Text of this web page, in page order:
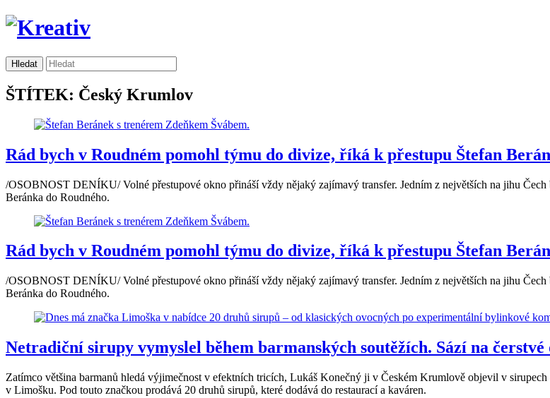
ŠTÍTEK: Český Krumlov
Rád bych v Roudném pomohl týmu do divize, říká k přestupu Štefan
/OSOBNOST DENÍKU/ Volné přestupové okno přináší vždy nějaký zajímavý transfer. Jedním z největších na jihu
Beránka do Roudného.
Rád bych v Roudném pomohl týmu do divize, říká k přestupu Štefan
/OSOBNOST DENÍKU/ Volné přestupové okno přináší vždy nějaký zajímavý transfer. Jedním z největších na jihu
Beránka do Roudného.
Netradiční sirupy vymyslel během barmanských soutěžích. Sází na čerstvé
Zatímco většina barmanů hledá výjimečnost v efektních tricích, Lukáš Konečný ji v Českém Krumlově objevil v
v Limošku. Pod touto značkou prodává 20 druhů sirupů, které dodává do restaurací a kaváren.